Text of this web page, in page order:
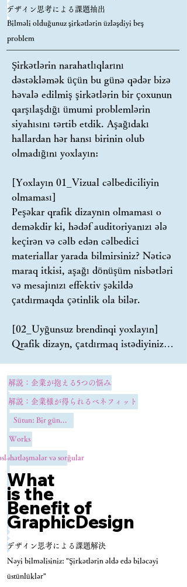
Bilməli olduğunuz şirkətlərin üzləşdiyi beş
problem
​デザイン思考による課題抽出
Şirkətlərin narahatlıqlarını
dəstəkləmək üçün bu günə qədər bizə
həvalə edilmiş şirkətlərin bir çoxunun
qarşılaşdığı ümumi problemlərin
siyahısını tərtib etdik. Aşağıdakı
hallardan hər hansı birinin olub
olmadığını yoxlayın:
[Yoxlayın 01_Vizual cəlbediciliyin
olmaması]
Peşəkar qrafik dizaynın olmaması o
deməkdir ki, hədəf auditoriyanızı ələ
keçirən və cəlb edən cəlbedici
materiallar yarada bilmirsiniz? Nəticə
maraq itkisi, aşağı dönüşüm nisbətləri
və mesajınızı effektiv şəkildə
çatdırmaqda çətinlik ola bilər.
[02_Uyğunsuz brendinqi yoxlayın]
Qrafik dizayn, çatdırmaq istədiyiniz
müəssisələr ardıcıl brend şəxsiyyətini
yaratmaq və saxlamaqda çətinliklərlə
üzləşə bilər. Müştərilərinizi qeyri-
ardıcıl loqo istifadəsi, rəng sxemi,
tipoqrafiya və ümumi vizual üslubla
çaşdırırsınız? Əgər belədirsə, marka
məlumatlılığınız azala bilər.
[03_Məhdud yaradıcılığı yoxlayın]
Bacarıqlı qrafik dizaynerlərin
olmaması səbəbindən innovativ və
yaradıcı dizayn həlləri ilə çıxış
etməkdə çətinlik çəkirsiniz? Bu,
özünüzü rəqiblərinizdən fərqləndirmək
解説：企業が抱える5つの悩み
解説：企業様が得られるベネフィット
Sütun: Bir gün...
Works
və sorğular
What
is the
Benefit of
GraphicDesign
​デザイン思考による課題解決
Nəyi bilməlisiniz: "Şirkətlərin əldə edə biləcəyi
üstünlüklər"